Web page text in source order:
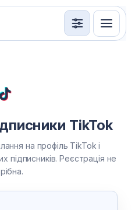
РеєстраціяTikTok
на профіль TikTok і
підписників. Реєстрація не